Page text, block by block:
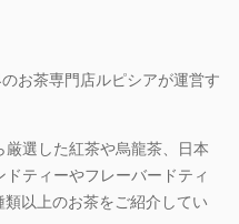
お茶専門店ルピシアが運営す
選した紅茶や烏龍茶、日本
ティーやフレーバードティ
以上のお茶をご紹介してい